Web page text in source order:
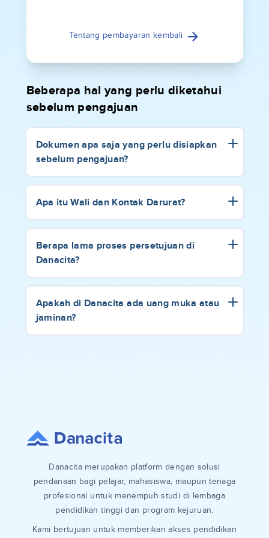
Tentang pembayaran kembali
Beberapa hal yang perlu diketahui
sebelum pengajuan
Dokumen apa saja yang perlu disiapkan
sebelum pengajuan?
Apa itu Wali dan Kontak Darurat?
Berapa lama proses persetujuan di
Danacita?
Apakah di Danacita ada uang muka atau
jaminan?
Danacita merupakan platform dengan solusi
pendanaan bagi pelajar, mahasiswa, maupun tenaga
profesional untuk menempuh studi di lembaga
pendidikan tinggi dan program kejuruan.
Kami bertujuan untuk memberikan akses pendidikan